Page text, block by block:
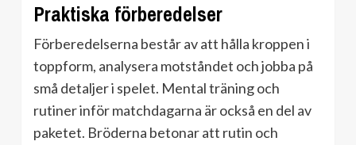
Praktiska förberedelser
Förberedelserna består av att hålla kroppen i
toppform, analysera motståndet och jobba på
små detaljer i spelet. Mental träning och
rutiner inför matchdagarna är också en del av
paketet. Bröderna betonar att rutin och